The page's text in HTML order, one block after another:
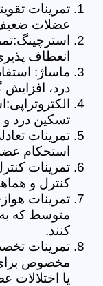
تمرینات
عضلات
انعطاف
ماساژ:
درد،
تسکین درد
تمرینات
استحکام
تمرینات
کنترل و
تمرینات
متوسط که
کنند.
تمرینات
مخصوص برای
یا اختلالات